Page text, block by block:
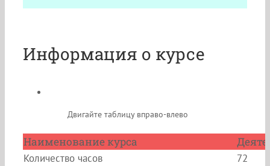
Информация о курсе
Двигайте таблицу вправо-влево
Наименование курса
Количество часов
72